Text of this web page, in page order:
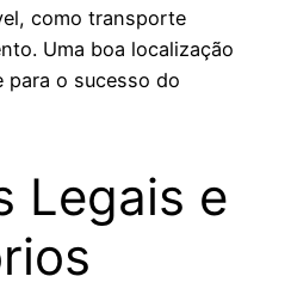
como transporte
Uma boa localização
para o sucesso do
Legais e